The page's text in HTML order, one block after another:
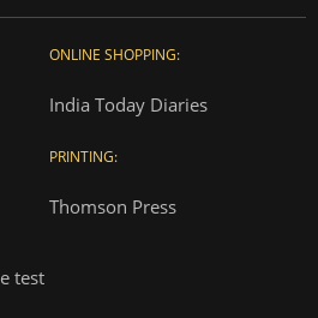
test
ONLINE SHOPPING:
India Today Diaries
PRINTING:
Thomson Press